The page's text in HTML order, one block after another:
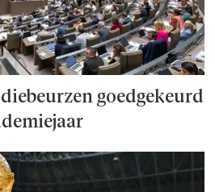
goed­ge­keurd